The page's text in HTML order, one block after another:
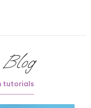
Blog
tutorials